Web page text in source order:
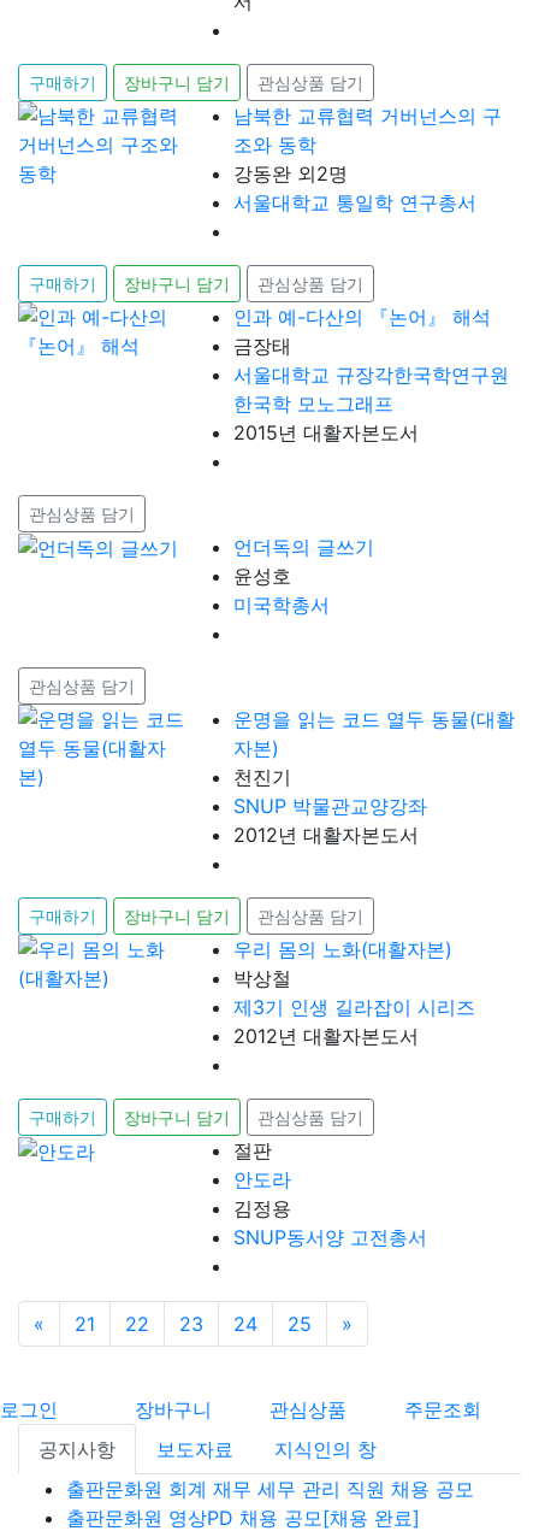
구매하기 장바구니 담기 관심상품 담기
남북한 교류협력 거버넌스의 구
조와 동학
강동완 외2명
서울대학교 통일학 연구총서
구매하기 장바구니 담기 관심상품 담기
인과 예-다산의 『논어』 해석
금장태
서울대학교 규장각한국학연구원
한국학 모노그래프
2015년 대활자본도서
관심상품 담기
언더독의 글쓰기
윤성호
미국학총서
관심상품 담기
운명을 읽는 코드 열두 동물(대활
자본)
천진기
SNUP 박물관교양강좌
2012년 대활자본도서
구매하기 장바구니 담기 관심상품 담기
우리 몸의 노화(대활자본)
박상철
제3기 인생 길라잡이 시리즈
2012년 대활자본도서
구매하기 장바구니 담기 관심상품 담기
절판
안도라
김정용
SNUP동서양 고전총서
« 이전21 22 23 24 25 »
로그인 장바구니 관심상품
주문조회
공지사항
보도자료
지식인의 창
출판문화원 회계 재무 세무 관리 직원 채용 공모
출판문화원 영상PD 채용 공모[채용 완료]